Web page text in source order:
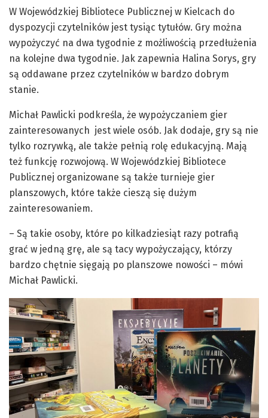
W Wojewódzkiej Bibliotece Publicznej w Kielcach do
dyspozycji czytelników jest tysiąc tytułów. Gry można
wypożyczyć na dwa tygodnie z możliwością przedłużenia
na kolejne dwa tygodnie. Jak zapewnia Halina Sorys, gry
są oddawane przez czytelników w bardzo dobrym
stanie.
Michał Pawlicki podkreśla, że wypożyczaniem gier
zainteresowanych jest wiele osób. Jak dodaje, gry są nie
tylko rozrywką, ale także pełnią rolę edukacyjną. Mają
też funkcję rozwojową. W Wojewódzkiej Bibliotece
Publicznej organizowane są także turnieje gier
planszowych, które także cieszą się dużym
zainteresowaniem.
– Są takie osoby, które po kilkadziesiąt razy potrafią
grać w jedną grę, ale są tacy wypożyczający, którzy
bardzo chętnie sięgają po planszowe nowości – mówi
Michał Pawlicki.